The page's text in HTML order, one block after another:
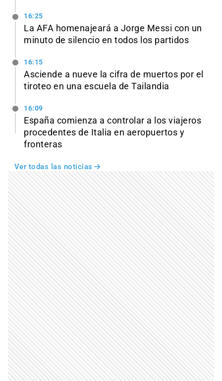
16:25
La AFA homenajeará a Jorge Messi con un
minuto de silencio en todos los partidos
16:15
Asciende a nueve la cifra de muertos por el
tiroteo en una escuela de Tailandia
16:09
España comienza a controlar a los viajeros
procedentes de Italia en aeropuertos y
fronteras
Ver todas las noticias